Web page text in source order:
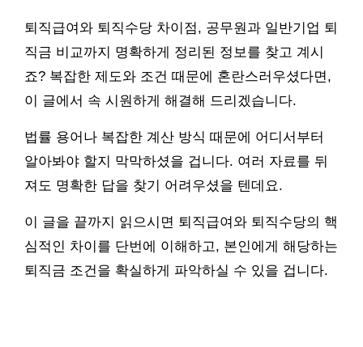
퇴직급여와 퇴직수당 차이점, 공무원과 일반기업 퇴
직금 비교까지 명확하게 정리된 정보를 찾고 계시
죠? 복잡한 제도와 조건 때문에 혼란스러우셨다면,
이 글에서 속 시원하게 해결해 드리겠습니다.
법률 용어나 복잡한 계산 방식 때문에 어디서부터
알아봐야 할지 막막하셨을 겁니다. 여러 자료를 뒤
져도 명확한 답을 찾기 어려우셨을 텐데요.
이 글을 끝까지 읽으시면 퇴직급여와 퇴직수당의 핵
심적인 차이를 단번에 이해하고, 본인에게 해당하는
퇴직금 조건을 확실하게 파악하실 수 있을 겁니다.